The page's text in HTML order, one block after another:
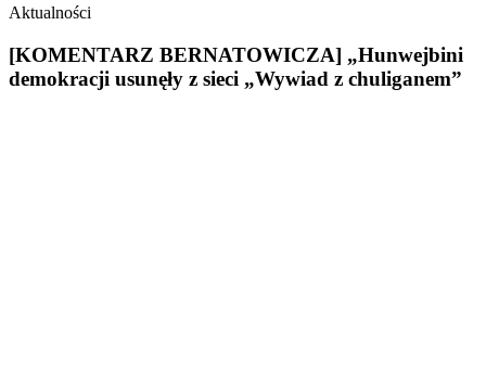
Aktualności
[KOMENTARZ BERNATOWICZA] „Hunwejbini
demokracji usunęły z sieci „Wywiad z chuliganem”